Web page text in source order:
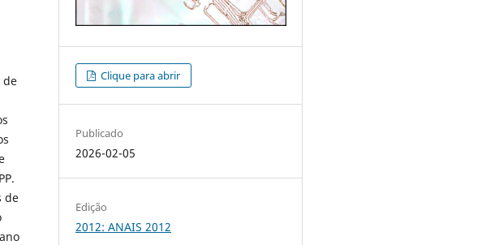
de
de
Clique para abrir
Publicado
2026-02-05
Edição
2012: ANAIS 2012